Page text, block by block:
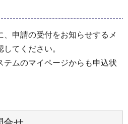
申請の受付をお知らせするメ
てください。
テムのマイページからも申込状